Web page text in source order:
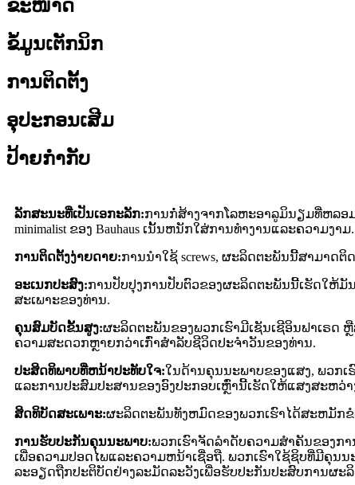
ຂະໜາດ
ຂໍ້ມູນເຕັກນິກ
ການຕິດຕັ້ງ
ອຸປະກອນເສີມ
ປ້າຍກຳກັບ
ລັກສະນະທີ່ເປັນເອກະລັກ:ການກໍ່ສ້າງຈາກໂລຫະອາລູມິນຽມທີ່ຫລອ
minimalist ຂອງ Bauhaus ເນັ້ນຫນັກໃສ່ການທໍາງານແລະຄວາມງ
ການ​ຕິດ​ຕັ້ງ​ງ່າຍ​ດາຍ​:ການນໍາໃຊ້ screws, ຜະລິດຕະພັນນີ້ສາມາດ
ອະເນກປະສົງ:ການປັບປຸງການປັບຕົວຂອງຜະລິດຕະພັນນີ້ເຮັດໃຫ້ມັ
ສະເພາະຂອງທ່ານ.
ຄຸນສົມບັດຂັ້ນສູງ:ຜະລິດຕະພັນຂອງພວກເຮົາມີເຊັນເຊີອິນຟາເຣດ
ຄວາມສະດວກຫຼາຍກວ່າເກົ່າສໍາລັບຊີວິດປະຈໍາວັນຂອງທ່ານ.
ປະສິດທິພາບທີ່ຫນ້າປະທັບໃຈ:ໃນດ້ານຄຸນນະພາບຂອງແສງ, ພວກເ
ແລະການປະສົມປະສານຂອງອົງປະກອບເຫຼົ່ານີ້ເຮັດໃຫ້ແສງສະຫວ່
ສິດທິບັດສະເພາະ:ຜະລິດຕະພັນທັງຫມົດຂອງພວກເຮົາໄດ້ສະຫມັກ
ການ​ຮັບ​ປະ​ກັນ​ຄຸນ​ນະ​ພາບ​:ພວກເຮົາຈັດລໍາດັບຄວາມສໍາຄັນຂອງກ
ເພື່ອຄວາມປອດໄພແລະຄວາມຫນ້າເຊື່ອຖື. ພວກເຮົາໃຊ້ຊິບທີ່ມີຄຸນ
ລະອຽດຖືກປະຕິບັດຢ່າງລະມັດລະວັງເພື່ອຮັບປະກັນປະສົບການຜ